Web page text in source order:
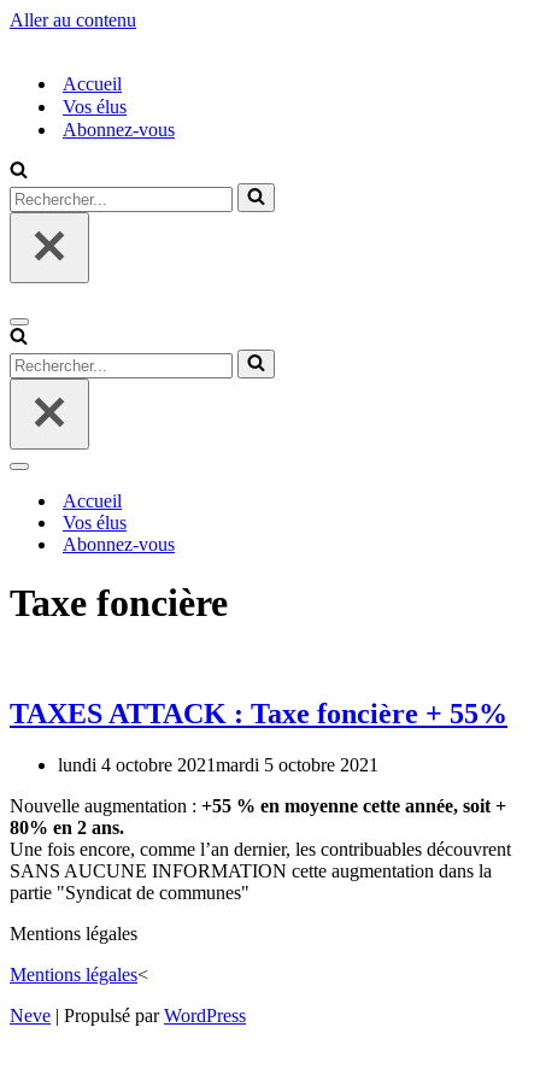
Aller au contenu
Accueil
Vos élus
Abonnez-vous
Rechercher...
Menu
de
navigation
Rechercher...
Menu
navigationAccueil
Vos élus
Abonnez-vous
Taxe foncière
TAXES ATTACK : Taxe foncière + 55%
lundi 4 octobre 2021mardi 5 octobre 2021
Nouvelle augmentation : +55 % en moyenne cette année, soit +
80% en 2 ans.
Une fois encore, comme l’an dernier, les contribuables découvrent
SANS AUCUNE INFORMATION cette augmentation dans la
partie "Syndicat de communes"
Mentions légales
Mentions légales<
Neve | Propulsé parWordPress